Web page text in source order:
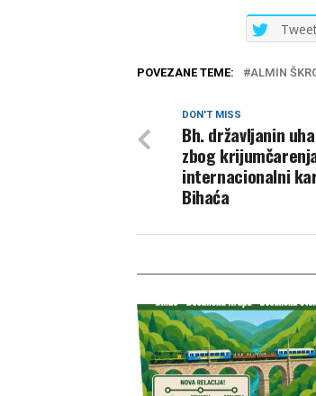
POVEZANE TEME: ALMIN
DON'T MISS
Bh. državljanin
zbog
internacionalni
Bihaća